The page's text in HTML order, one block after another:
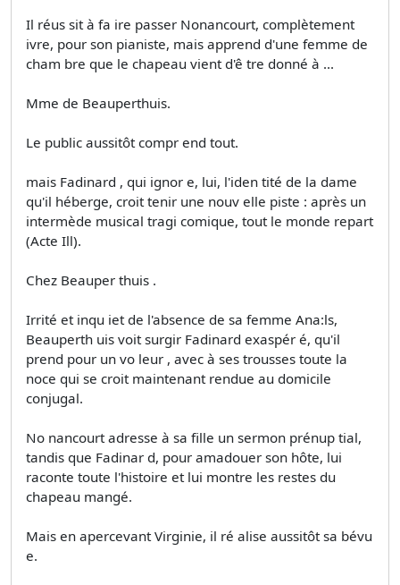
Il réus sit à fa ire passer Nonancourt, complètement
ivre, pour son pianiste, mais apprend d'une femme de
cham bre que le chapeau vient d'ê tre donné à ...
Mme de Beauperthuis.
Le public aussitôt compr end tout.
mais Fadinard , qui ignor e, lui, l'iden tité de la dame
qu'il héberge, croit tenir une nouv elle piste : après un
intermède musical tragi comique, tout le monde repart
(Acte Ill).
Chez Beauper thuis .
Irrité et inqu iet de l'absence de sa femme Ana:ls,
Beauperth uis voit surgir Fadinard exaspér é, qu'il
prend pour un vo leur , avec à ses trousses toute la
noce qui se croit maintenant rendue au domicile
conjugal.
No nancourt adresse à sa fille un sermon prénup tial,
tandis que Fadinar d, pour amadouer son hôte, lui
raconte toute l'histoire et lui montre les restes du
chapeau mangé.
Mais en apercevant Virginie, il ré alise aussitôt sa bévu
e.